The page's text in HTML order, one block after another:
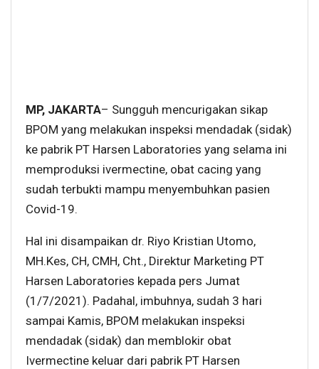
MP, JAKARTA– Sungguh mencurigakan sikap
BPOM yang melakukan inspeksi mendadak (sidak)
ke pabrik PT Harsen Laboratories yang selama ini
memproduksi ivermectine, obat cacing yang
sudah terbukti mampu menyembuhkan pasien
Covid-19.
Hal ini disampaikan dr. Riyo Kristian Utomo,
MH.Kes, CH, CMH, Cht., Direktur Marketing PT
Harsen Laboratories kepada pers Jumat
(1/7/2021). Padahal, imbuhnya, sudah 3 hari
sampai Kamis, BPOM melakukan inspeksi
mendadak (sidak) dan memblokir obat
Ivermectine keluar dari pabrik PT Harsen